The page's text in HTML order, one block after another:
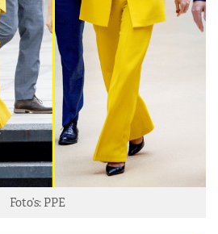
Foto’s: PPE